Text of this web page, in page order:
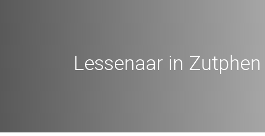
Lessenaar in Zutphen